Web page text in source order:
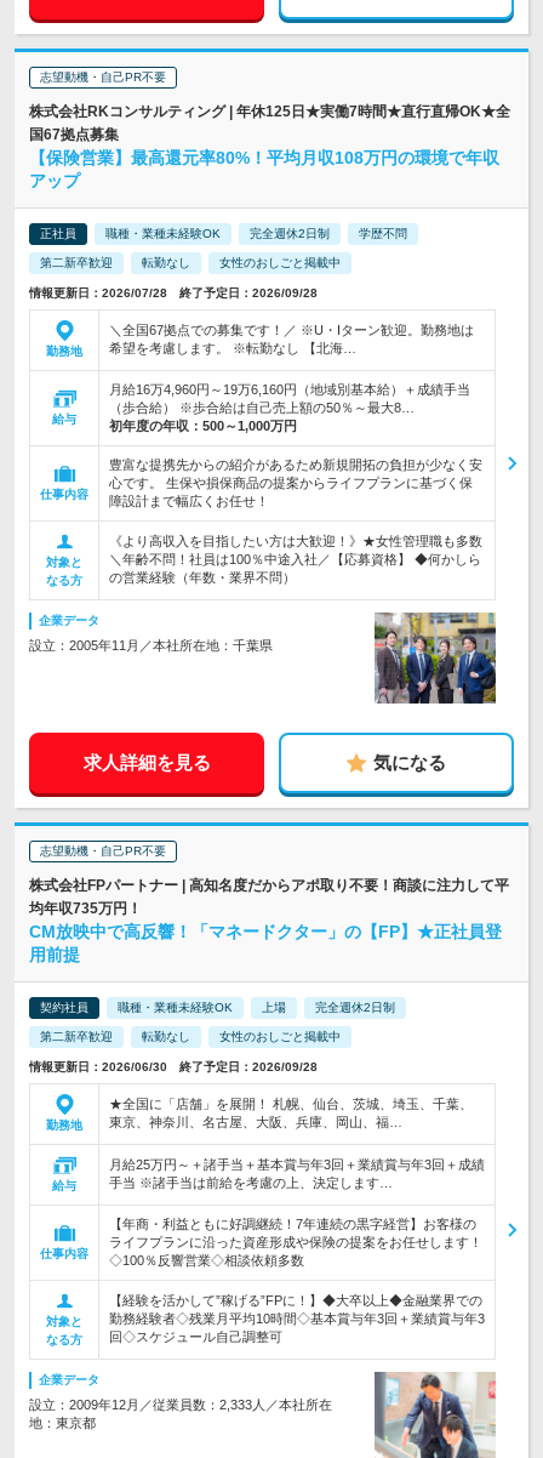
志望動機・自己PR不要
株式会社RKコンサルティング | 年休125日★実働7時間★直行直帰OK★全
国67拠点募集
【保険営業】最高還元率80%！平均月収108万円の環境で年収
アップ
正社員 職種・業種未経験OK 完全週休2日制 学歴不問
第二新卒歓迎 転勤なし 女性のおしごと掲載中
情報更新日：2026/07/28 終了予定日：2026/09/28
勤務地
＼全国67拠点での募集です！／ ※U・Iターン歓迎。勤務地は
希望を考慮します。 ※転勤なし 【北海…
給与
月給16万4,960円～19万6,160円（地域別基本給）＋成績手当
（歩合給） ※歩合給は自己売上額の50％～最大8…
初年度の年収： 500～1,000万円
仕事内容
豊富な提携先からの紹介があるため新規開拓の負担が少なく安
心です。 生保や損保商品の提案からライフプランに基づく保
障設計まで幅広くお任せ！
対象と
なる方
《より高収入を目指したい方は大歓迎！》★女性管理職も多数
＼年齢不問！社員は100％中途入社／【応募資格】 ◆何かしら
の営業経験（年数・業界不問）
企業データ
設立：2005年11月／本社所在地：千葉県
求人詳細を見る 気になる
志望動機・自己PR不要
株式会社FPパートナー | 高知名度だからアポ取り不要！商談に注力して平
均年収735万円！
CM放映中で高反響！「マネードクター」の【FP】★正社員登
用前提
契約社員 職種・業種未経験OK 上場 完全週休2日制
第二新卒歓迎 転勤なし 女性のおしごと掲載中
情報更新日：2026/06/30 終了予定日：2026/09/28
勤務地
★全国に「店舗」を展開！ 札幌、仙台、茨城、埼玉、千葉、
東京、神奈川、名古屋、大阪、兵庫、岡山、福…
給与
月給25万円～＋諸手当＋基本賞与年3回＋業績賞与年3回＋成績
手当 ※諸手当は前給を考慮の上、決定します…
仕事内容
【年商・利益ともに好調継続！7年連続の黒字経営】お客様の
ライフプランに沿った資産形成や保険の提案をお任せします！
◇100％反響営業◇相談依頼多数
対象と
なる方
【経験を活かして”稼げる”FPに！】◆大卒以上◆金融業界での
勤務経験者◇残業月平均10時間◇基本賞与年3回＋業績賞与年3
回◇スケジュール自己調整可
企業データ
設立：2009年12月／従業員数：2,333人／本社所在
地：東京都